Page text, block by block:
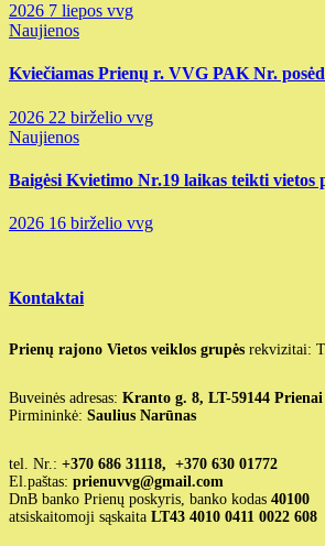
2026 7 liepos vvg
Naujienos
Kviečiamas Prienų r. VVG PAK Nr.
2026 22 birželio vvg
Naujienos
Baigėsi Kvietimo Nr.19 laikas teikti vietos
2026 16 birželio vvg
Kontaktai
Prienų rajono Vietos veiklos grupės rekvizitai:
Buveinės adresas: Kranto g. 8, LT-59144 Prienai
Pirmininkė: Saulius Narūnas
tel. Nr.: +370 686 31118, +370 630 01772
El.paštas: prienuvvg@gmail.com
DnB banko Prienų poskyris, banko kodas 40100
atsiskaitomoji sąskaita LT43 4010 0411 0022 608